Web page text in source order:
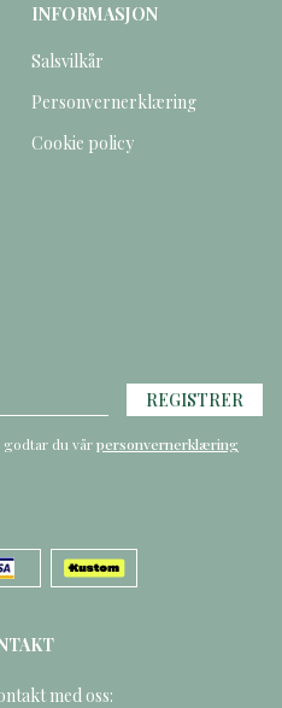
INFORMASJON
Salsvilkår
Personvernerklæring
Cookie policy
REGISTRER
godtar du vårpersonvernerklæring
med oss: